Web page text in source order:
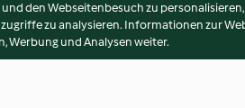
den Webseitenbesuch zu
zu analysieren. Informationen zur
Werbung und Analysen weiter.